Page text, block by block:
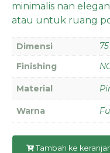
minimalis nan
atau untuk ruang
Dimensi
Finishing
Material
Warna
Tambah ke